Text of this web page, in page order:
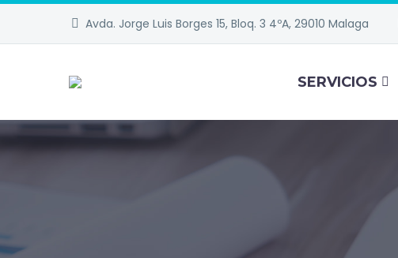
Avda. Jorge Luis Borges 15, Bloq. 3 4ºA, 29010 Malaga
SERVICIOS